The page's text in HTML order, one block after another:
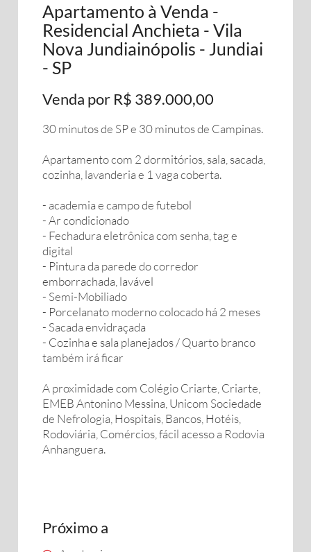
Apartamento à Venda -
Residencial Anchieta - Vila
Nova Jundiainópolis - Jundiai
- SP
Venda por R$ 389.000,00
30 minutos de SP e 30 minutos de Campinas.
Apartamento com 2 dormitórios, sala, sacada,
cozinha, lavanderia e 1 vaga coberta.
- academia e campo de futebol
- Ar condicionado
- Fechadura eletrônica com senha, tag e
digital
- Pintura da parede do corredor
emborrachada, lavável
- Semi-Mobiliado
- Porcelanato moderno colocado há 2 meses
- Sacada envidraçada
- Cozinha e sala planejados / Quarto branco
também irá ficar
A proximidade com Colégio Criarte, Criarte,
EMEB Antonino Messina, Unicom Sociedade
de Nefrologia, Hospitais, Bancos, Hotéis,
Rodoviária, Comércios, fácil acesso a Rodovia
Anhanguera.
Próximo a